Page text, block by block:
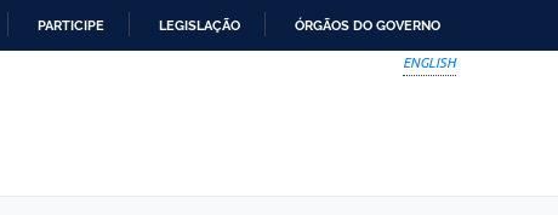
PARTICIPE LEGISLAÇÃO ÓRGÃOS DO GOVERNO
ENGLISH